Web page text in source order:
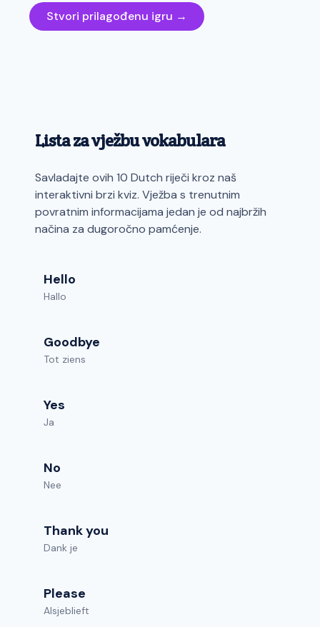
Stvori prilagođenu igru →
Lista za vježbu vokabulara
Savladajte ovih 10 Dutch riječi kroz naš
interaktivni brzi kviz. Vježba s trenutnim
povratnim informacijama jedan je od najbržih
načina za dugoročno pamćenje.
Hello
Hallo
Goodbye
Tot ziens
Yes
Ja
No
Nee
Thank you
Dank je
Please
Alsjeblieft